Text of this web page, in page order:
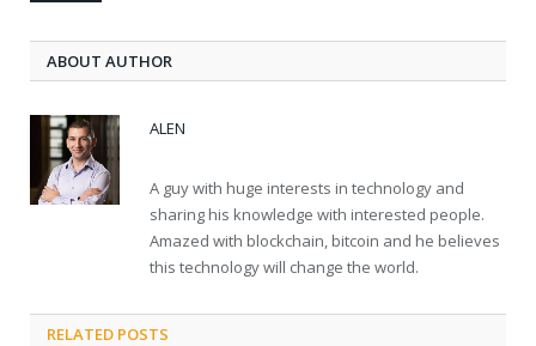
ABOUT AUTHOR
ALEN
A guy with huge interests in technology and
sharing his knowledge with interested people.
Amazed with blockchain, bitcoin and he believes
this technology will change the world.
RELATED POSTS